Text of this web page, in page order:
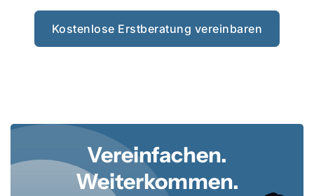
Kostenlose Erstberatung vereinbaren
Vereinfachen.
Weiterkommen.